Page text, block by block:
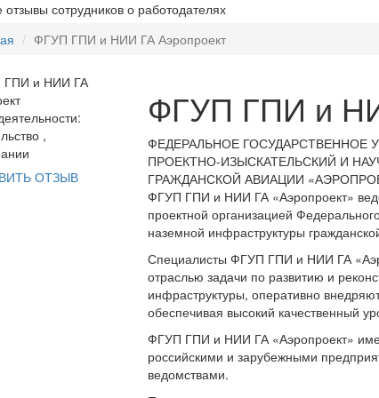
сотрудников о работодателях
ФГУП ГПИ и НИИ ГА Аэропроект
,
ОТЗЫВ
ФГУП ГПИ и
ФЕДЕРАЛЬНОЕ ГОСУДАРСТВЕННОЕ
ПРОЕКТНО-ИЗЫСКАТЕЛЬСКИЙ И
ГРАЖДАНСКОЙ АВИАЦИИ
ФГУП ГПИ и НИИ ГА «Аэропроект»
проектной организацией
наземной инфраструктуры
Специалисты ФГУП ГПИ и НИИ ГА
отраслью задачи по развитию и
инфраструктуры, оперативно
обеспечивая высокий качественный
ФГУП ГПИ и НИИ ГА «Аэропроект»
российскими и зарубежными
ведомствами.